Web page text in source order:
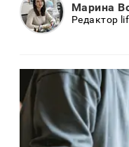
Марина
Редактор